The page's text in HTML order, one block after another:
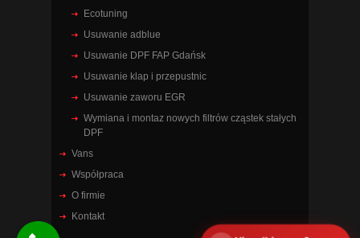
Ecotuning
Usuwanie adblue
Usuwanie DPF FAP Gdańsk
Usuwanie klap i przepustnic
Usuwanie zaworu EGR
Wymiana i montaz nowych filtrów cząstek stałych
DPF
Vans
Współpraca
O firmie
Kontakt